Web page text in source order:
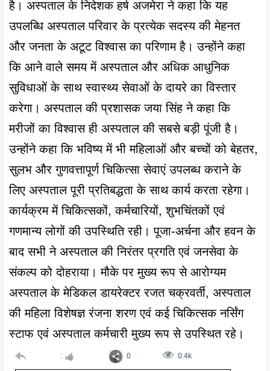
है। अस्पताल के निदेशक हर्ष अजमेरा ने कहा कि यह
उपलब्धि अस्पताल परिवार के प्रत्येक सदस्य की मेहनत
और जनता के अटूट विश्वास का परिणाम है। उन्होंने कहा
कि आने वाले समय में अस्पताल और अधिक आधुनिक
सुविधाओं के साथ स्वास्थ्य सेवाओं के दायरे का विस्तार
करेगा। अस्पताल की प्रशासक जया सिंह ने कहा कि
मरीजों का विश्वास ही अस्पताल की सबसे बड़ी पूंजी है।
उन्होंने कहा कि भविष्य में भी महिलाओं और बच्चों को बेहतर,
सुलभ और गुणवत्तापूर्ण चिकित्सा सेवाएं उपलब्ध कराने के
लिए अस्पताल पूरी प्रतिबद्धता के साथ कार्य करता रहेगा।
कार्यक्रम में चिकित्सकों, कर्मचारियों, शुभचिंतकों एवं
गणमान्य लोगों की उपस्थिति रही। पूजा-अर्चना और हवन के
बाद सभी ने अस्पताल की निरंतर प्रगति एवं जनसेवा के
संकल्प को दोहराया। मौके पर मुख्य रूप से आरोग्यम
अस्पताल के मेडिकल डायरेक्टर रजत चक्रवर्ती, अस्पताल
की महिला विशेषज्ञ रंजना शरण एवं कई चिकित्सक नर्सिंग
स्टाफ एवं अस्पताल कर्मचारी मुख्य रूप से उपस्थित रहे।
: 0 0.4k